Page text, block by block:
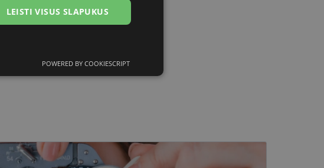
LEISTI VISUS SLAPUKUS
Funkciniai slapukai
Funkciniai slapukai
POWERED BY COOKIESCRIPT